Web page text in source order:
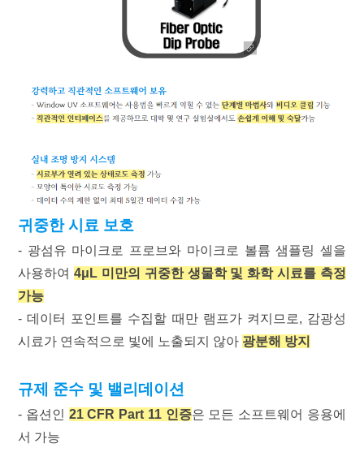
귀중한 시료 보호
- 광섬유 마이크로 프로브와 마이크로 볼륨 샘플링 셀을
사용하여 4μL 미만의 귀중한 생물학 및 화학 시료를 측정
가능
- 데이터 포인트를 수집할 때만 램프가 켜지므로, 감광성
시료가 연속적으로 빛에 노출되지 않아 광분해 방지
규제 준수 및 밸리데이션
- 옵션인 21 CFR Part 11 인증은 모든 소프트웨어 응용에
서 가능